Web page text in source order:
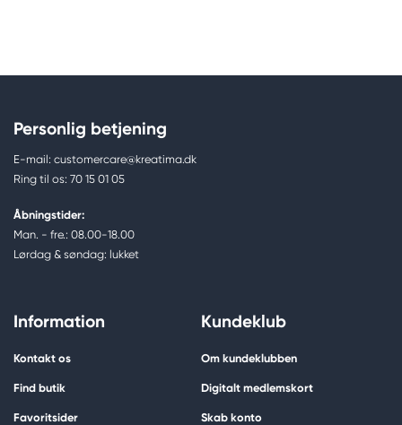
Personlig betjening
E-mail: customercare@kreatima.dk
Ring til os: 70 15 01 05
Åbningstider:
Man. - fre.: 08.00-18.00
Lørdag & søndag: lukket
Information
Kontakt os
Find butik
Favoritsider
Kundeklub
Om kundeklubben
Digitalt medlemskort
Skab konto